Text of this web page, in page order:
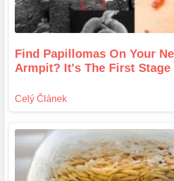
Find Papillomas On Your
Armpit? It's The First Stage